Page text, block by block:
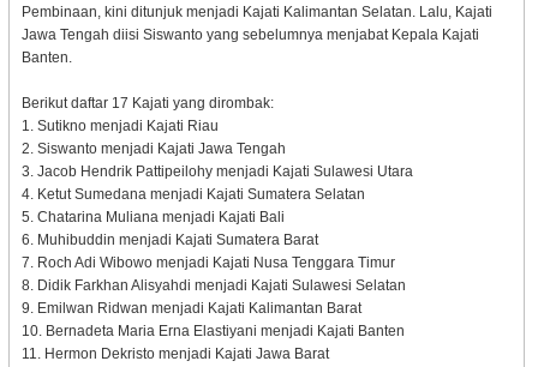
Pembinaan, kini ditunjuk menjadi Kajati Kalimantan Selatan. Lalu, Kajati
Jawa Tengah diisi Siswanto yang sebelumnya menjabat Kepala Kajati
Banten.
Berikut daftar 17 Kajati yang dirombak:
1. Sutikno menjadi Kajati Riau
2. Siswanto menjadi Kajati Jawa Tengah
3. Jacob Hendrik Pattipeilohy menjadi Kajati Sulawesi Utara
4. Ketut Sumedana menjadi Kajati Sumatera Selatan
5. Chatarina Muliana menjadi Kajati Bali
6. Muhibuddin menjadi Kajati Sumatera Barat
7. Roch Adi Wibowo menjadi Kajati Nusa Tenggara Timur
8. Didik Farkhan Alisyahdi menjadi Kajati Sulawesi Selatan
9. Emilwan Ridwan menjadi Kajati Kalimantan Barat
10. Bernadeta Maria Erna Elastiyani menjadi Kajati Banten
11. Hermon Dekristo menjadi Kajati Jawa Barat